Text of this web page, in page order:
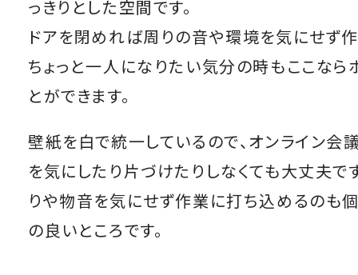
っきりとした空間です。
ドアを閉めれば周りの音や環境を気にせず作
ちょっと一人になりたい気分の時もここなら
とができます。
壁紙を白で統一しているので、オンライン会
を気にしたり片づけたりしなくても大丈夫で
りや物音を気にせず作業に打ち込めるのも
の良いところです。